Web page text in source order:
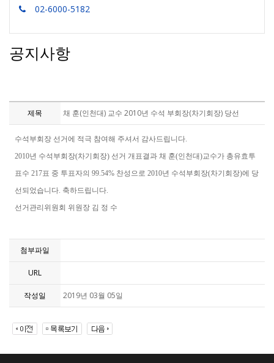
02-6000-5182
공지사항
제목 채 훈(인천대) 교수 2010년 수석 부회장(차기회장) 당선
수석부회장 선거에 적극 참여해 주셔서 감사드립니다.
2010년 수석부회장(차기회장) 선거 개표결과 채 훈(인천대)교수가 총유효투
표수 217표 중 투표자의 99.54% 찬성으로 2010년 수석부회장(차기회장)에 당
선되었습니다. 축하드립니다.
선거관리위원회 위원장 김 정 수
첨부파일
URL
작성일 2019년 03월 05일